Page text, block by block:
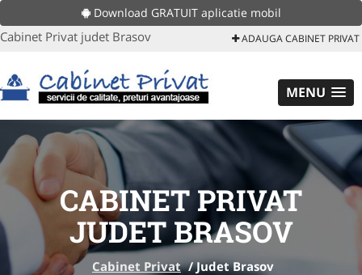
Download GRATUIT aplicatie mobil
Cabinet Privat judet Brasov ADAUGA CABINET PRIVAT
MENU
CABINET PRIVAT
JUDET BRASOV
Cabinet Privat /Judet Brasov